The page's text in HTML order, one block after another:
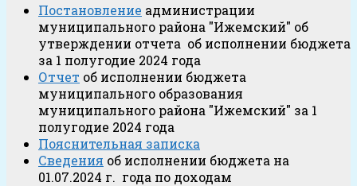
Постановление администрации
муниципального района "Ижемский" об
утверждении отчета об исполнении бюджета
за 1 полугодие 2024 года
Отчет об исполнении бюджета
муниципального образования
муниципального района "Ижемский" за 1
полугодие 2024 года
Пояснительная записка
Сведения об исполнении бюджета на
01.07.2024 г. года по доходам